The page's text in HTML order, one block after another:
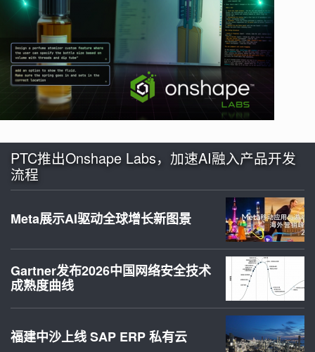
PTC推出Onshape Labs，加速AI融入产品开发
流程
Meta展示AI驱动全球增长新图景
Gartner发布2026中国网络安全技术
成熟度曲线
福建中沙上线 SAP ERP 私有云